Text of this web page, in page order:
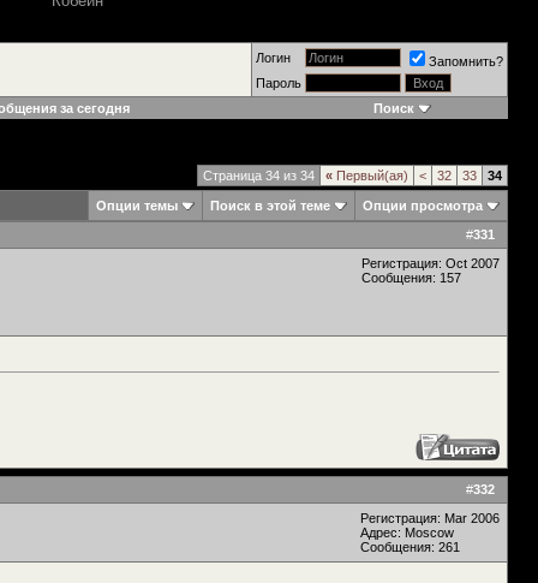
Логин
Запомнить?
Пароль
за сегодня Поиск
Страница 34 из 34 « Первый(ая) < 32 33 34
Опции темы Поиск в этой теме
Опции просмотра
#331
Регистрация: Oct 2007
Сообщения: 157
#332
Регистрация: Mar 2006
Адрес: Moscow
Сообщения: 261